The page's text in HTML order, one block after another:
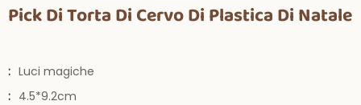
Pick Di Torta Di Cervo Di Plastica Di Natale
: Luci magiche
: 4.5*9.2cm